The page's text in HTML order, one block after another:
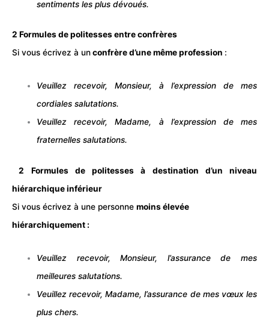
sentiments les plus dévoués.
2 Formules de politesses entre confrères
Si vous écrivez à unconfrère d’une mêmeprofession :
Veuillez recevoir, Monsieur, à l’expression de mes
cordiales salutations.
Veuillez recevoir, Madame, à l’expression de mes
fraternelles salutations.
2 Formules de politesses à destination d’un niveau
hiérarchique inférieur
Si vous écrivez à une personne moins élevée
hiérarchiquement :
Veuillez recevoir, Monsieur, l’assurance de mes
meilleures salutations.
Veuillez recevoir, Madame, l’assurance de mes vœux les
plus chers.